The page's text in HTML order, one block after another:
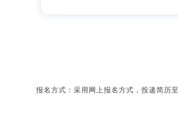
报名方式：采用网上报名方式，投递简历至